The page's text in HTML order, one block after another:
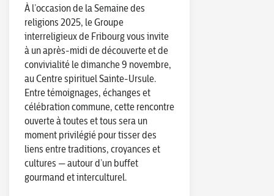
À l’occasion de la Semaine des
religions 2025, le Groupe
interreligieux de Fribourg vous invite
à un après-midi de découverte et de
convivialité le dimanche 9 novembre,
au Centre spirituel Sainte-Ursule.
Entre témoignages, échanges et
célébration commune, cette rencontre
ouverte à toutes et tous sera un
moment privilégié pour tisser des
liens entre traditions, croyances et
cultures — autour d’un buffet
gourmand et interculturel.